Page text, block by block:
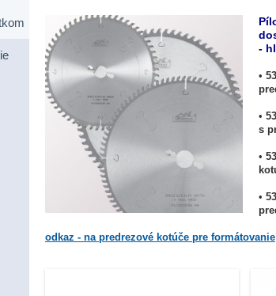
-
•
•
s
•
•
odkaz - na predrezové kotúče pre formátovanie